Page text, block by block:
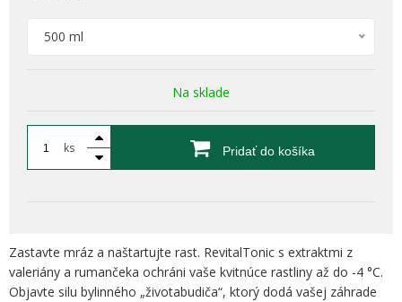
500 ml
Na sklade
ks Pridať do košíka
Zastavte mráz a naštartujte rast. RevitalTonic s extraktmi z
valeriány a rumančeka ochráni vaše kvitnúce rastliny až do -4 °C.
Objavte silu bylinného „životabudiča“, ktorý dodá vašej záhrade